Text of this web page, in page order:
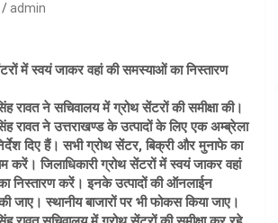
admin
में स्वयं जाकर वहां की समस्याओं का निस्तारण
रावत ने सचिवालय में ग्रोथ सेंटरों की समीक्षा की।
रावत ने उत्तराखण्ड के उत्पादों के लिए एक अम्ब्रेला
दिए हैं। सभी ग्रोथ सेंटर, बिक्री और मुनाफे का
करें। जिलाधिकारी ग्रोथ सेंटरों में स्वयं जाकर वहां
निस्तारण करें। इनके उत्पादों की ऑनलाईन
जाए। स्थानीय बाजारों पर भी फोकस किया जाए।